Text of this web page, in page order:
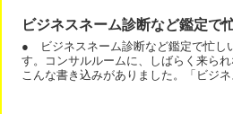
ビジネスネーム診断など鑑定で
● ビジネスネーム診断など鑑定で忙し
す。コンサルルームに、しばらく来られ
こんな書き込みがありました。「ビジ